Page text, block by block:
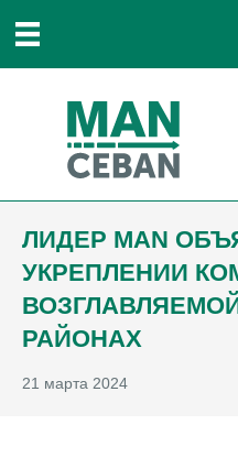
ЛИДЕР MAN
УКРЕПЛЕНИИ
РАЙОНАХ
21 марта 2024